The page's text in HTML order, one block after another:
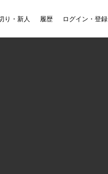
り・新人 履歴 ログイン・登録